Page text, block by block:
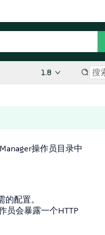
1.8
操作员目录中
配置。
员会暴露一个HTTP